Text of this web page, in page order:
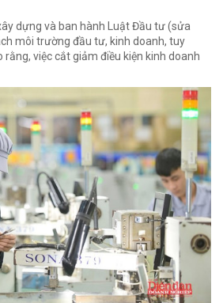
dựng và ban hành Luật Đầu tư (sửa
môi trường đầu tư, kinh doanh, tuy
rằng, việc cắt giảm điều kiện kinh doanh